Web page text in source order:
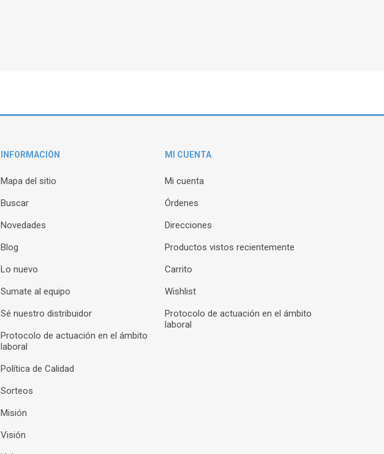
INFORMACIÓN
Mapa del sitio
Buscar
Novedades
Blog
Lo nuevo
Sumate al equipo
Sé nuestro distribuidor
Protocolo de actuación en el ámbito
laboral
Política de Calidad
Sorteos
Misión
Visión
MI CUENTA
Mi cuenta
Órdenes
Direcciones
Productos vistos recientemente
Carrito
Wishlist
Protocolo de actuación en el ámbito
laboral